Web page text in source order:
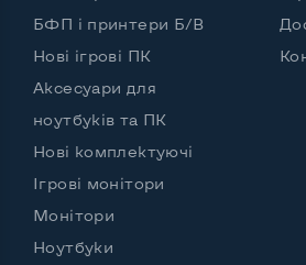
Вихід Gigabit Ethernet LAN Так
Вихід USB 2.0
Вихід Com PortНі
Інші можливості:
БФП і принтери Б/В
Нові ігрові ПК
Аксесуари для
ноутбуків та ПК
Нові комплектуючі
Ігрові монітори
Монітори
Ноутбуки